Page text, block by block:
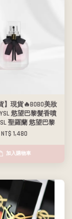
】現貨🔥BOBO美妝
慾望巴黎髮香噴
聖羅蘭 慾望巴黎
NT$ 1,480
加入購物車